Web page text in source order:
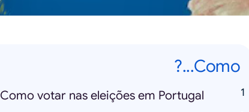
Como...?
Como votar nas eleições em Portugal?